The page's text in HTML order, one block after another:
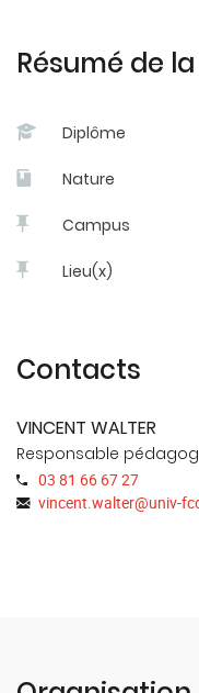
Résumé de
Diplôme
Nature
Campus
Lieu(x)
Contacts
VINCENT WALTER
Responsable
03 81 66 67 27
vincent.walter@univ-